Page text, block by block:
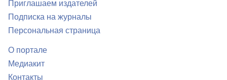
Приглашаем издателей
Подписка на журналы
Персональная страница
О портале
Медиакит
Контакты